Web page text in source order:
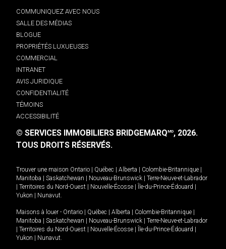
COMMUNIQUEZ AVEC NOUS
SALLE DES MÉDIAS
BLOGUE
PROPRIÉTÉS LUXUEUSES
COMMERCIAL
INTRANET
AVIS JURIDIQUE
CONFIDENTIALITÉ
TÉMOINS
ACCESSIBILITÉ
© SERVICES IMMOBILIERS BRIDGEMARQMD, 2026.
TOUS DROITS RÉSERVÉS.
Trouver une maison Ontario Québec Alberta Colombie-Britannique
Manitoba
Saskatchewan Nouveau-Brunswick
Terre-Neuve-et-Labrador
Territoires du Nord-Ouest Nouvelle-Écosse Île-du-Prince-Édouard
Yukon
Nunavut.
Maisons à louer - Ontario Québec Alberta Colombie-Britannique
Manitoba
Saskatchewan Nouveau-Brunswick
Terre-Neuve-et-Labrador
Territoires du Nord-Ouest Nouvelle-Écosse Île-du-Prince-Édouard
Yukon
Nunavut.